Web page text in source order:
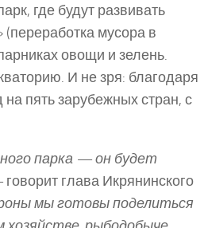
где будут развивать
мусора в
овощи и зелень.
И не зря: благодаря
пять зарубежных стран, с
парка — он будет
говорит глава Икрянинского
мы готовы поделиться